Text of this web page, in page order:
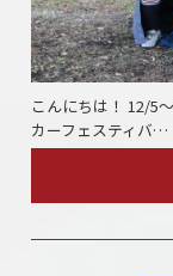
こんにちは！ 12/5
カーフェスティバ…